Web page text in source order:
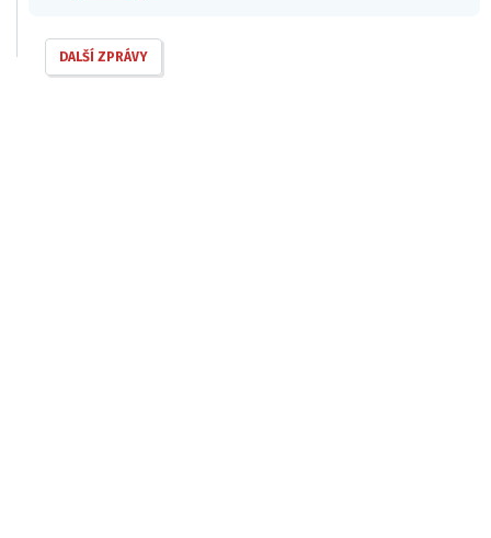
DALŠÍ ZPRÁVY